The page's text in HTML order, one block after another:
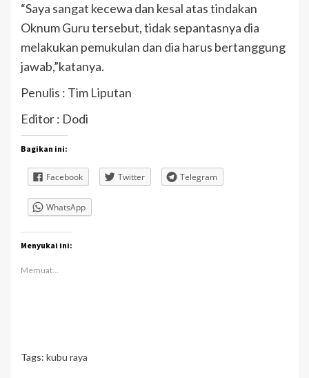
“Saya sangat kecewa dan kesal atas tindakan
Oknum Guru tersebut, tidak sepantasnya dia
melakukan pemukulan dan dia harus bertanggung
jawab,”katanya.
Penulis : Tim Liputan
Editor : Dodi
Bagikan ini:
Facebook Twitter Telegram
WhatsApp
Menyukai ini:
Memuat...
Tags: kubu raya